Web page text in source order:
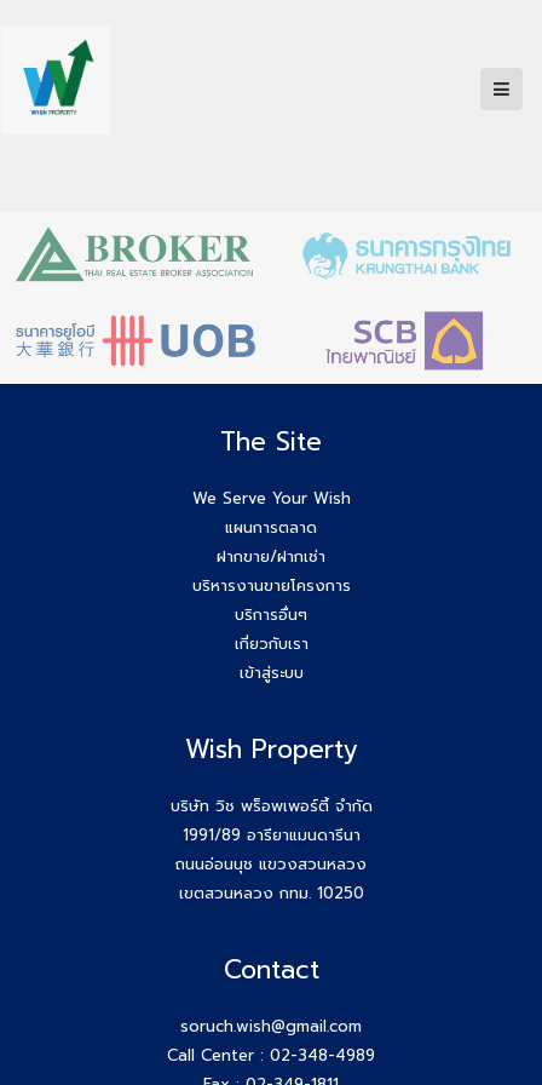
The Site
We Serve Your Wish
แผนการตลาด
ฝากขาย/ฝากเช่า
บริหารงานขายโครงการ
บริการอื่นๆ
เกี่ยวกับเรา
เข้าสู่ระบบ
Wish Property
บริษัท วิช พร็อพเพอร์ตี้ จำกัด
1991/89 อารียาแมนดารีนา
ถนนอ่อนนุช แขวงสวนหลวง
เขตสวนหลวง กทม. 10250
Contact
soruch.wish@gmail.com
Call Center : 02-348-4989